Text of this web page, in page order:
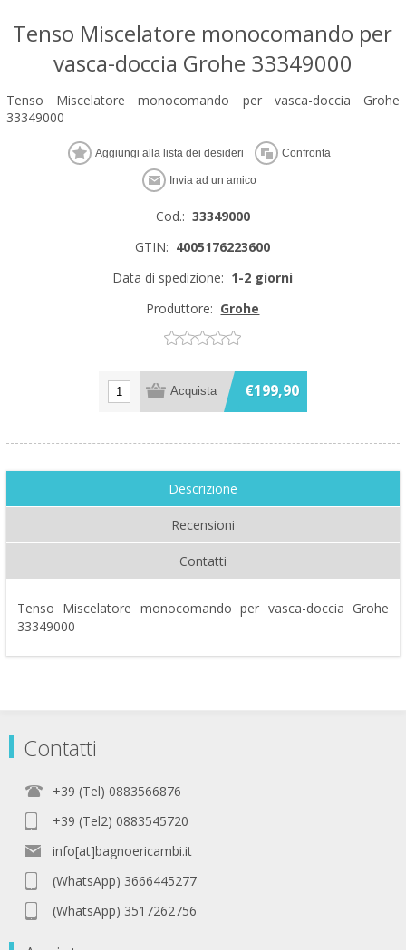
Tenso Miscelatore monocomando per
vasca-doccia Grohe 33349000
Tenso Miscelatore monocomando per vasca-doccia Grohe
33349000
Cod.: 33349000
GTIN: 4005176223600
Data di spedizione: 1-2 giorni
Produttore: Grohe
€199,90
Descrizione
Recensioni
Contatti
Tenso Miscelatore monocomando per vasca-doccia Grohe
33349000
Contatti
+39 (Tel) 0883566876
+39 (Tel2) 0883545720
info[at]bagnoericambi.it
(WhatsApp) 3666445277
(WhatsApp) 3517262756